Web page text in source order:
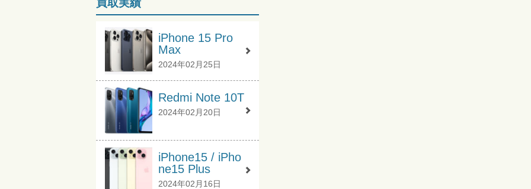
買取実績
iPhone 15 Pro
Max
2024年02月25日
Redmi Note 10T
2024年02月20日
iPhone15 / iPho
ne15 Plus
2024年02月16日